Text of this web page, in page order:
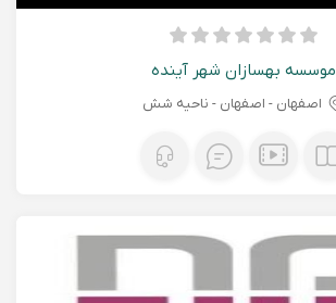
موسسه بهسازان شهر آینده
اصفهان - اصفهان - ناحیه شش